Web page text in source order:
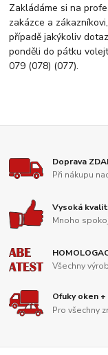
Zakládáme si na
zakázce a
případě jakýkoliv
ponděli do pátku
079 (078) (077).
Doprava
Při nákupu
Vysoká
Mnoho
Všechny
Ofuky oken
Pro všechny